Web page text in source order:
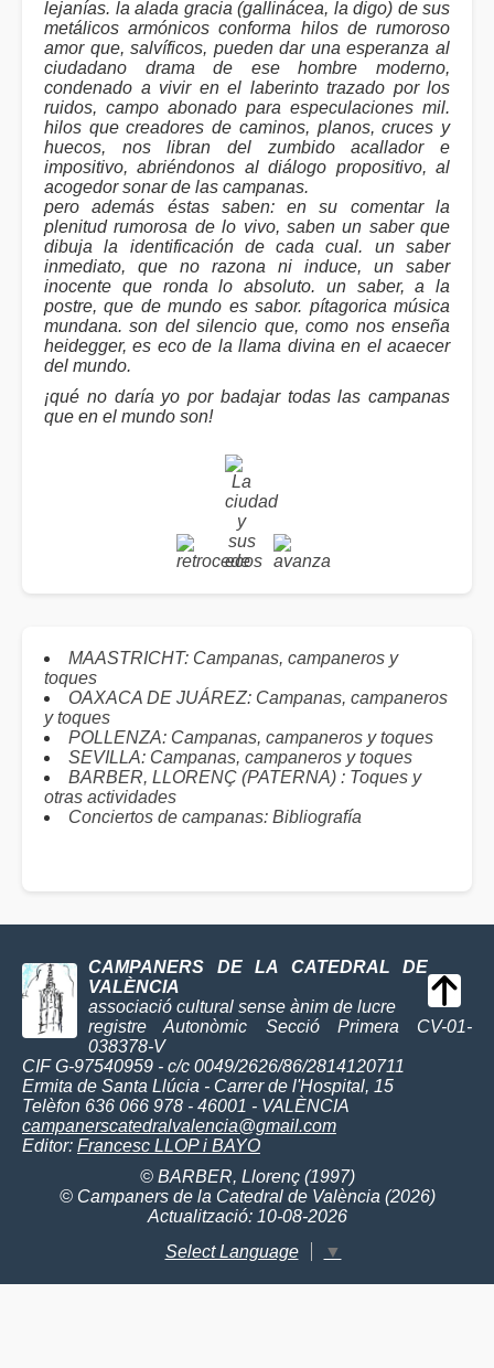
lejanías. la alada gracia (gallinácea, la digo) de sus
metálicos armónicos conforma hilos de rumoroso
amor que, salvíficos, pueden dar una esperanza al
ciudadano drama de ese hombre moderno,
condenado a vivir en el laberinto trazado por los
ruidos, campo abonado para especulaciones mil.
hilos que creadores de caminos, planos, cruces y
huecos, nos libran del zumbido acallador e
impositivo, abriéndonos al diálogo propositivo, al
acogedor sonar de las campanas.
pero además éstas saben: en su comentar la
plenitud rumorosa de lo vivo, saben un saber que
dibuja la identificación de cada cual. un saber
inmediato, que no razona ni induce, un saber
inocente que ronda lo absoluto. un saber, a la
postre, que de mundo es sabor. pítagorica música
mundana. son del silencio que, como nos enseña
heidegger, es eco de la llama divina en el acaecer
del mundo.
¡qué no daría yo por badajar todas las campanas
que en el mundo son!
MAASTRICHT: Campanas, campaneros y
toques
OAXACA DE JUÁREZ: Campanas, campaneros
y toques
POLLENZA: Campanas, campaneros y toques
SEVILLA: Campanas, campaneros y toques
BARBER, LLORENÇ (PATERNA) : Toques y
otras actividades
Conciertos de campanas: Bibliografía
CAMPANERS DE LA CATEDRAL DE
VALÈNCIA
associació cultural sense ànim de lucre
registre Autonòmic Secció Primera CV-01-
038378-V
CIF G-97540959 - c/c 0049/2626/86/2814120711
Ermita de Santa Llúcia - Carrer de l'Hospital, 15
Telèfon 636 066 978 - 46001 - VALÈNCIA
campanerscatedralvalencia@gmail.com
Editor: Francesc LLOP i BAYO
© BARBER, Llorenç (1997)
© Campaners de la Catedral de València (2026)
Actualització: 10-08-2026
Select Language
▼